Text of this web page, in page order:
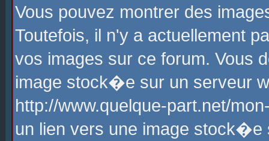
Vous pouvez montrer des
Toutefois, il n'y a actuellement
vos images sur ce forum. Vous
image stock�e sur un serveur
http://www.quelque-part.net/
un lien vers une image